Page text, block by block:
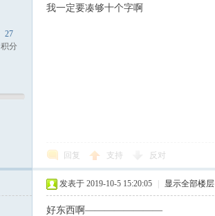
27
积分
我一定要凑够十个字啊
回复 支持 反对
发表于 2019-10-5 15:20:05 显示全部楼层
好东西啊————————